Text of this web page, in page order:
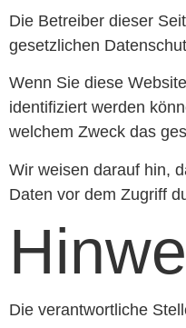
Die Betreiber dieser
gesetzlichen
Wenn Sie diese
identifiziert werden
welchem Zweck das
Wir weisen darauf hin,
Daten vor dem Zugriff
Die verantwortliche